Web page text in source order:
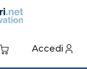
Accedi